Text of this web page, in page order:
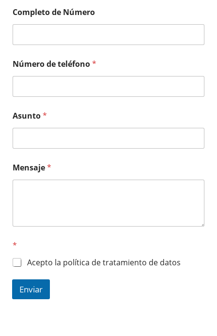
Completo de Número
Número de teléfono*
Asunto*
Mensaje*
*
Acepto la política de tratamiento de datos
Enviar